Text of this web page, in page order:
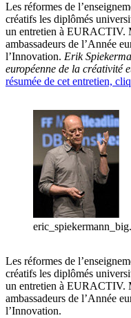
Les réformes de
créatifs les diplômés
un entretien à EURACTIV.
ambassadeurs de l’Année
l’Innovation. Erik
européenne de la créativité
résumée de cet entretien,
Les réformes de
créatifs les diplômés
un entretien à EURACTIV.
ambassadeurs de l’Année
l’Innovation.